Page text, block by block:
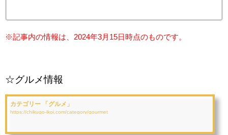
※記事内の情報は、2024年3月15日時点のものです。
☆グルメ情報
カテゴリー 「グルメ」
https://chikugo-ikoi.com/category/gourmet